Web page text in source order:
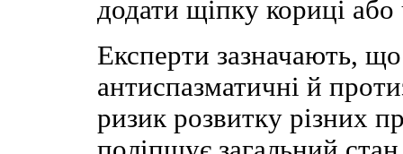
додати щіпку кориці
Експерти зазначають,
антиспазматичні й
ризик розвитку різних